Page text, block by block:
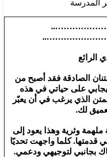
المدرسة
……………………..
………………………..
الرائع
الصادقة فقد أصبح من
على حياتي في هذه
الذي يرغب في أن يعبّر
لك.
ملهمة وثرية وهذا يعود إلى
قدمتها. كلما واجهت تحديًا
بجانبي لتوجيهي ودعمي.